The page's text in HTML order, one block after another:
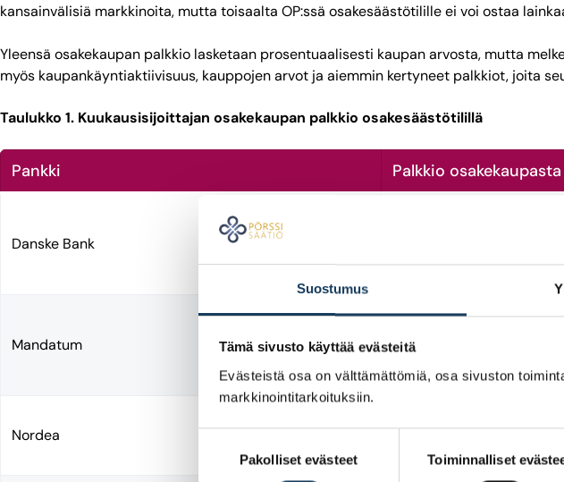
Suostumus
Tämä sivusto käyttää evästeitä
Evästeistä osa on välttämättömiä, osa sivuston
markkinointitarkoituksiin.
Pakolliset evästeet Toiminnalliset
kansainvälisiä markkinoita, mutta toisaalta OP:ssä osakesäästötilille ei voi ostaa
Yleensä osakekaupan palkkio lasketaan prosentuaalisesti kaupan arvosta, mutta
myös kaupankäyntiaktiivisuus, kauppojen arvot ja aiemmin kertyneet palkkiot, joita
Taulukko 1. Kuukausisijoittajan osakekaupan palkkio osakesäästötilillä
Pankki Palkkio osakekaupasta
Danske Bank
tasoa.
Mandatum
0,05 %, mutta vähintään
kaupankäyntiaktiivisuus,
markkinoiden laajuus.
Nordea
vuosineljänneksen
kulukertymän mukaan.